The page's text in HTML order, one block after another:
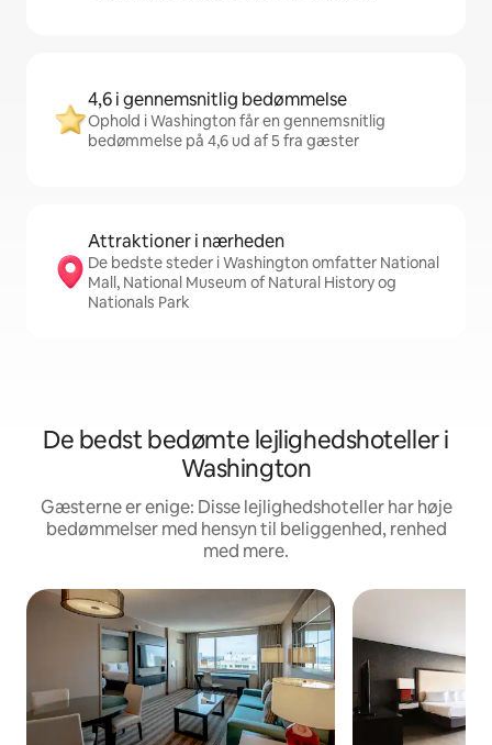
4,6 i gennemsnitlig bedømmelse
Ophold i Washington får en gennemsnitlig
bedømmelse på 4,6 ud af 5 fra gæster
Attraktioner i nærheden
De bedste steder i Washington omfatter National
Mall, National Museum of Natural History og
Nationals Park
De bedst bedømte lejlighedshoteller i
Washington
Gæsterne er enige: Disse lejlighedshoteller har høje
bedømmelser med hensyn til beliggenhed, renhed
med mere.